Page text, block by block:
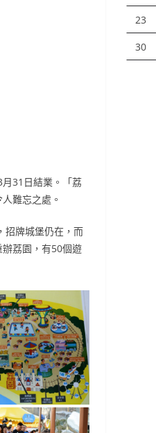
31日結業。「荔
難忘之處。
招牌城堡仍在，而
荔園，有50個遊
23
30